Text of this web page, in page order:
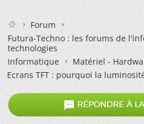
Forum
Futura-Techno : les forums de
technologies
Informatique
Matériel -
Ecrans TFT : pourquoi la
 RÉPONDRE À